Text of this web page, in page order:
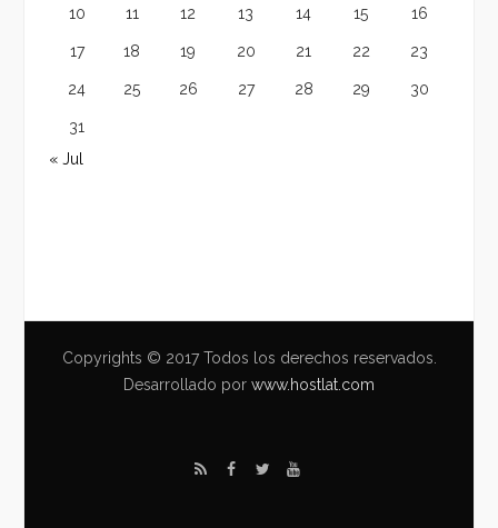
10 11 12 13 14 15 16
17 18 19 20 21 22 23
24 25 26 27 28 29 30
31
« Jul
Copyrights © 2017 Todos los derechos reservados.
Desarrollado por www.hostlat.com
R
F
T
Y